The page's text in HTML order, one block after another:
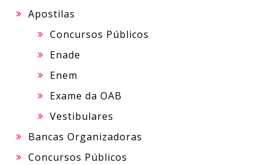
Apostilas
Concursos Públicos
Enade
Enem
Exame da OAB
Vestibulares
Bancas Organizadoras
Concursos Públicos